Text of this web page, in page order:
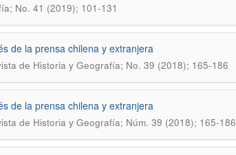
No. 41 (2019); 101-131
de la prensa chilena y extranjera
de Historia y Geografí­a; No. 39 (2018); 165-186
de la prensa chilena y extranjera
de Historia y Geografía; Núm. 39 (2018); 165-186